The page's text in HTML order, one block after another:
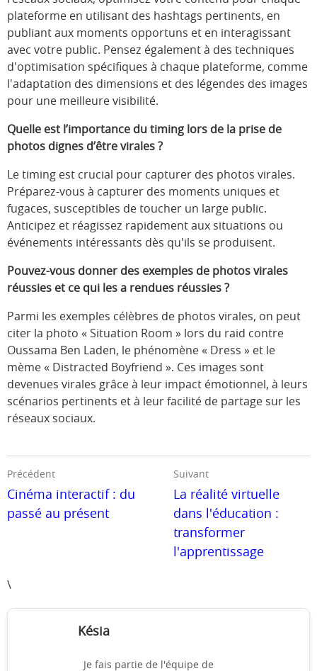
plateforme en utilisant des hashtags pertinents, en
publiant aux moments opportuns et en interagissant
avec votre public. Pensez également à des techniques
d'optimisation spécifiques à chaque plateforme, comme
l'adaptation des dimensions et des légendes des images
pour une meilleure visibilité.
Quelle est l’importance du timing lors de la prise de
photos dignes d’être virales ?
Le timing est crucial pour capturer des photos virales.
Préparez-vous à capturer des moments uniques et
fugaces, susceptibles de toucher un large public.
Anticipez et réagissez rapidement aux situations ou
événements intéressants dès qu'ils se produisent.
Pouvez-vous donner des exemples de photos virales
réussies et ce qui les a rendues réussies ?
Parmi les exemples célèbres de photos virales, on peut
citer la photo « Situation Room » lors du raid contre
Oussama Ben Laden, le phénomène « Dress » et le
mème « Distracted Boyfriend ». Ces images sont
devenues virales grâce à leur impact émotionnel, à leurs
scénarios pertinents et à leur facilité de partage sur les
réseaux sociaux.
Précédent
Cinéma interactif : du
passé au présent
Suivant
La réalité virtuelle
dans l'éducation :
transformer
l'apprentissage
\
Késia
Je fais partie de l'équipe de